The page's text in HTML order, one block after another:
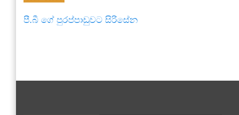
පී.බී ගේ පුරප්පාඩුවට සිරිසේන